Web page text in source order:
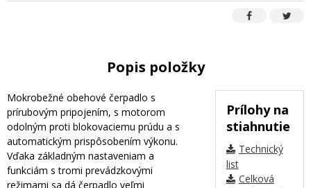
Popis položky
Prílohy na
stiahnutie
Technický
list
Celková
Mokrobežné obehové čerpadlo s
prírubovým pripojením, s motorom
odolným proti blokovaciemu prúdu a s
automatickým prispôsobením výkonu.
Vďaka základným nastaveniam a
funkciám s tromi prevádzkovými
režimami sa dá čerpadlo veľmi